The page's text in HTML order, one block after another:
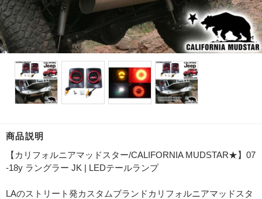
商品説明
【カリフォルニアマッドスター/CALIFORNIA MUDSTAR★】07
-18y ラングラー JK | LEDテールランプ
LAのストリート発カスタムブランドカリフォルニアマッドスタ